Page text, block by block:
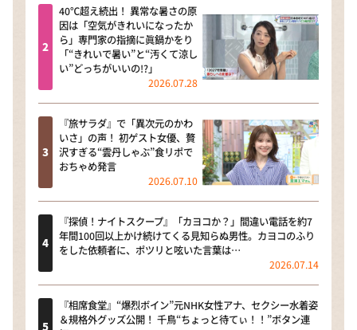
40℃超え続出！ 異常な暑さの原
因は「空気がきれいになったか
ら」専門家の指摘に眞鍋かをり
「“きれいで暑い”と“汚くて涼し
い”どっちがいいの!?」
2026.07.28
『旅サラダ』で「異次元のかわ
いさ」の声！ 初ゲスト女優、贅
沢すぎる“雲丹しゃぶ”食リポで
おちゃめ発言
2026.07.10
『探偵！ナイトスクープ』「カヨコか？」間違い電話を約7
年間100回以上かけ続けてくる見知らぬ男性。カヨコのふり
をした依頼者に、ポツリと呟いた言葉は…
2026.07.14
『相席食堂』“爆烈ボイン”元NHK女性アナ、セクシー水着姿
＆規格外グッズ公開！ 千鳥“ちょっと待てぃ！！”ボタン連